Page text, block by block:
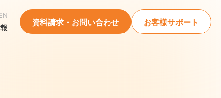
資料請求・お問い合わせ お客様サポート